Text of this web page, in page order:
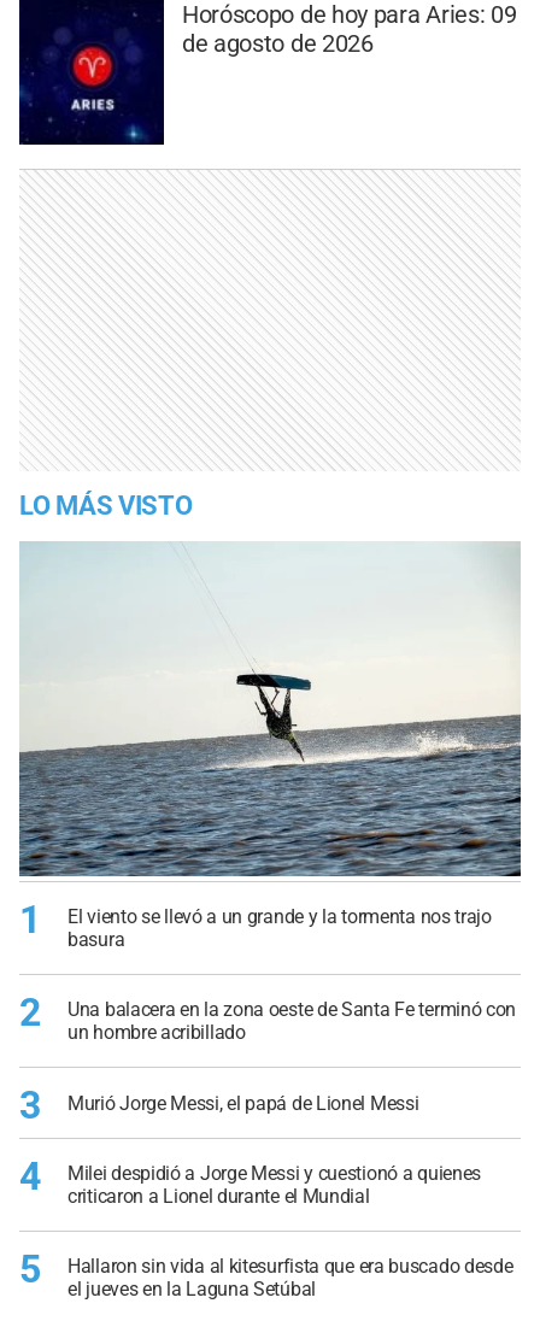
Horóscopo de hoy para Aries: 09
de agosto de 2026
LO MÁS VISTO
1
El viento se llevó a un grande y la tormenta nos trajo
basura
2
Una balacera en la zona oeste de Santa Fe terminó con
un hombre acribillado
3 Murió Jorge Messi, el papá de Lionel Messi
4
Milei despidió a Jorge Messi y cuestionó a quienes
criticaron a Lionel durante el Mundial
5
Hallaron sin vida al kitesurfista que era buscado desde
el jueves en la Laguna Setúbal